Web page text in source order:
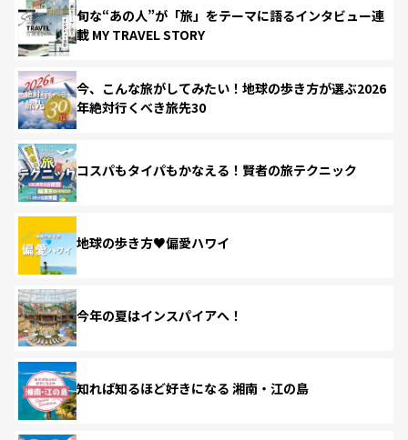
旬な“あの人”が「旅」をテーマに語るインタビュー連
載 MY TRAVEL STORY
今、こんな旅がしてみたい！地球の歩き方が選ぶ2026
年絶対行くべき旅先30
コスパもタイパもかなえる！賢者の旅テクニック
地球の歩き方♥偏愛ハワイ
今年の夏はインスパイアへ！
知れば知るほど好きになる 湘南・江の島